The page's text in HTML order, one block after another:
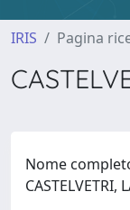
IRIS Pagina
Nome
CASTELVETRI,